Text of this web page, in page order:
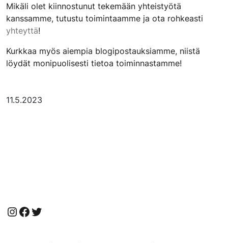
Mikäli olet kiinnostunut tekemään yhteistyötä
kanssamme, tutustu toimintaamme ja ota rohkeasti
yhteyttä!
Kurkkaa myös aiempia blogipostauksiamme, niistä
löydät monipuolisesti tietoa toiminnastamme!
11.5.2023
Instagram
Facebook
Twitter